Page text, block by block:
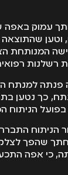
עמוק באפה
וטען
המנותחת
רשלנות
פנתה למנתח
כך נטען
בפועל
חתך שהפך
כי אפה